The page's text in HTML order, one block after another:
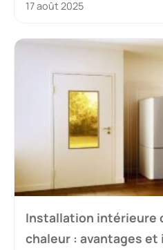
17 août 2025
Installation intérieure
chaleur : avantages